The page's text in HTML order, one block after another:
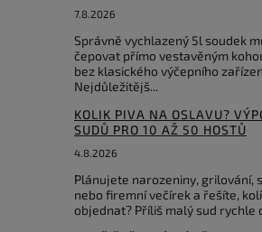
7.8.2026
Správně vychlazený 5l soudek
čepovat přímo vestavěným
bez klasického výčepního
Nejdůležitějš...
KOLIK PIVA NA OSLAVU?
SUDŮ PRO 10 AŽ 50 HOSTŮ
4.8.2026
Plánujete narozeniny, grilování,
nebo firemní večírek a řešíte,
objednat? Příliš malý sud rychle